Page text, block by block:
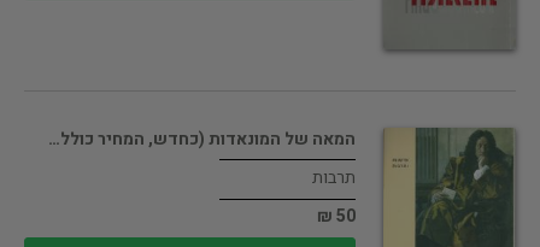
המאה של המונאדות (כחדש, המחיר כולל…
תרבות
50 ₪